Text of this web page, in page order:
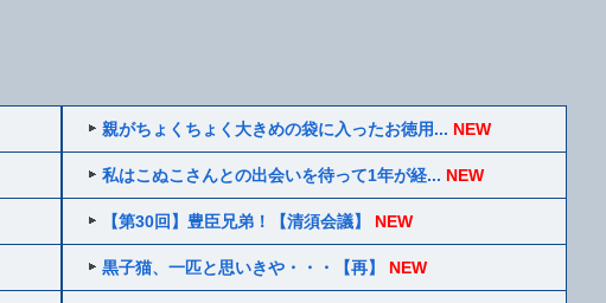
親がちょくちょく大きめの袋に入ったお徳用... NEW
私はこぬこさんとの出会いを待って1年が経... NEW
【第30回】豊臣兄弟！【清須会議】 NEW
黒子猫、一匹と思いきや・・・【再】 NEW